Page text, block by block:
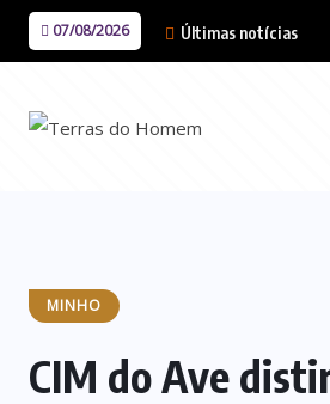
07/08/2026 Últimas notícias
MINHO
CIM do Ave